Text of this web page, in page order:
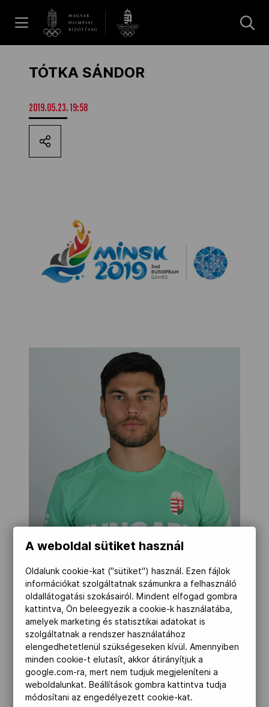
Hírek
Galéria
Dakar 2026
Társszervezetek
Adatbank
TÓTKA SÁNDOR
2019.05.23. 19:58
Sportág, versenyszám:
Kajak-kenu, K-2 1000m, K-4 500m
Szül. dátum, hely:
1994.07.27., Mezőtúr
Klub:
A weboldal sütiket használ
Oldalunk cookie-kat ("sütiket") használ. Ezen fájlok
információkat szolgáltatnak számunkra a felhasználó
oldallátogatási szokásairól. Mindent elfogad gombra
kattintva, Ön beleegyezik a cookie-k használatába,
amelyek marketing és statisztikai adatokat is
szolgáltatnak a rendszer használatához
elengedhetetlenül szükségeseken kívül. Amennyiben
minden cookie-t elutasít, akkor átirányítjuk a
google.com-ra, mert nem tudjuk megjeleníteni a
weboldalunkat. Beállítások gombra kattintva tudja
módosítani az engedélyezett cookie-kat.